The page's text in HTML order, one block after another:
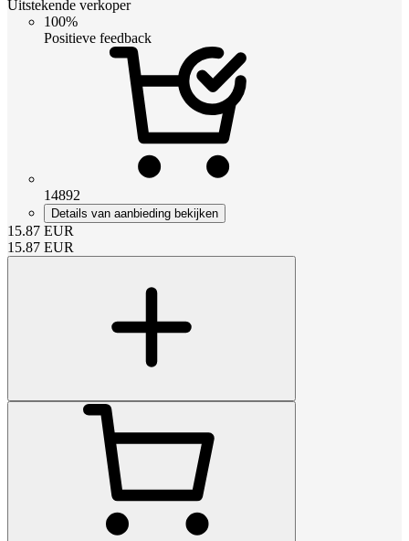
Uitstekende verkoper
100%
Positieve feedback
14892
Details van aanbieding bekijken
15.87 EUR
15.87 EUR